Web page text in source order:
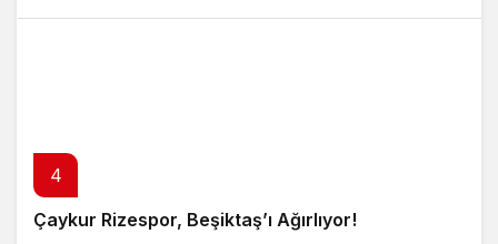
4
Çaykur Rizespor, Beşiktaş’ı Ağırlıyor!